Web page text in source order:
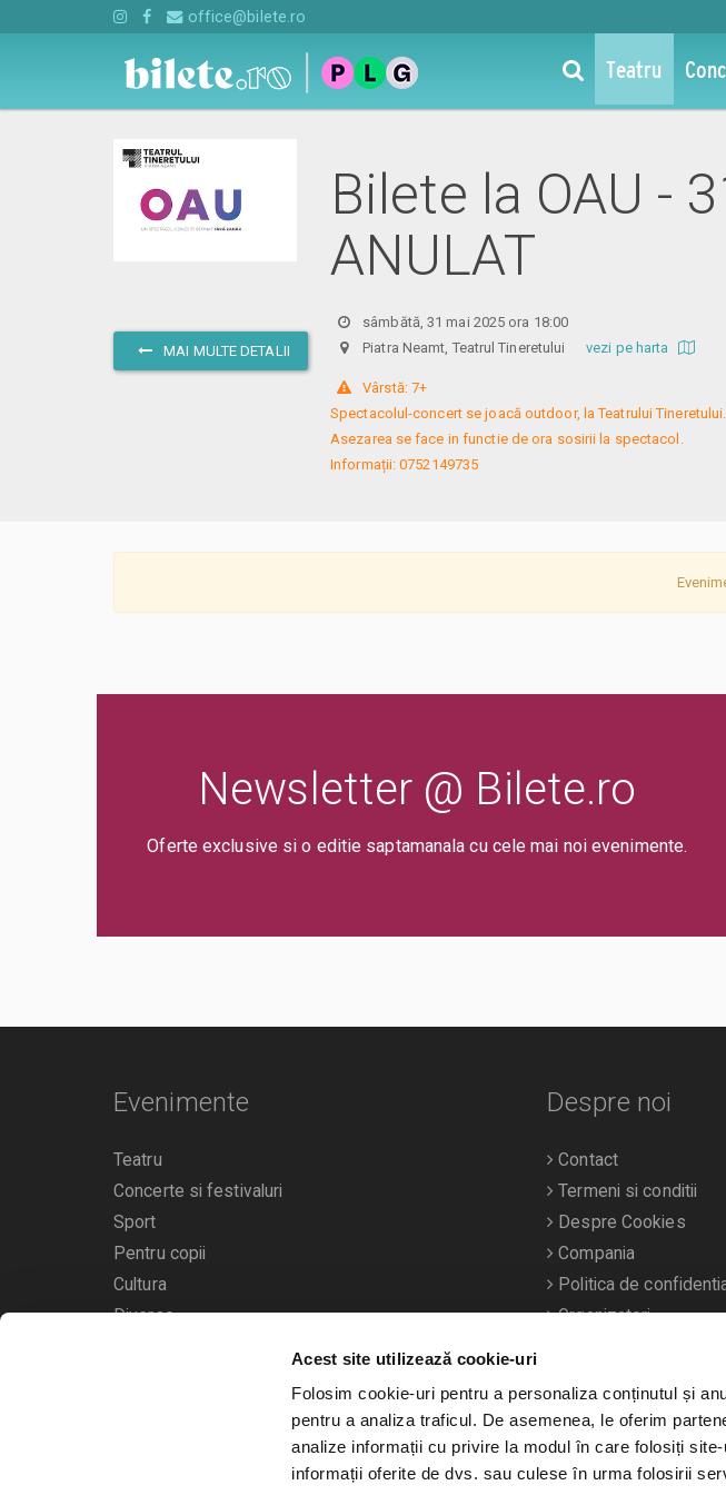
Acest site utilizează cookie-uri
Folosim cookie-uri pentru a personaliza conținutul și
pentru a analiza traficul. De asemenea, le oferim
analize informații cu privire la modul în care folosiți
informații oferite de dvs. sau culese în urma folosirii
office@bilete.ro
Teatru
MAI MULTE DETALII
Bilete la OAU -
ANULAT
sâmbătă, 31 mai 2025 ora 18:00
Piatra Neamt, Teatrul Tineretuluivezi pe harta
Vârstă: 7+
Spectacolul-concert se joacă outdoor, la Teatrului Tineretului.
Asezarea se face in functie de ora sosirii la spectacol.
Informații: 0752149735
Newsletter @ Bilete.ro
Oferte exclusive si o editie saptamanala cu cele mai noi evenimente.
Evenimente
Teatru
Concerte si festivaluri
Sport
Pentru copii
Cultura
Diverse
Calendarul evenimentelor
Despre noi
Contact
Termeni si conditii
Despre Cookies
Compania
Politica de
Organizatori